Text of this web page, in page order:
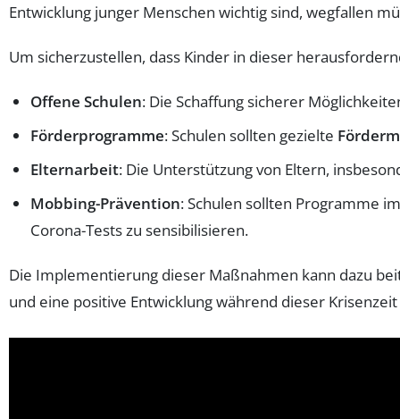
Entwicklung junger Menschen wichtig sind, wegfallen
Um sicherzustellen, dass Kinder in dieser
Offene Schulen: Die Schaffung sicherer
Förderprogramme: Schulen sollten gezielte
Elternarbeit: Die Unterstützung von Eltern,
Mobbing-Prävention: Schulen sollten Programme
Corona-Tests zu sensibilisieren.
Die Implementierung dieser Maßnahmen kann dazu
und eine positive Entwicklung während dieser